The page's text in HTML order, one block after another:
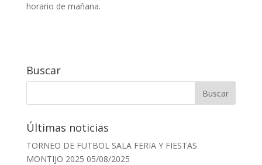
horario de mañana.
Buscar
Últimas noticias
TORNEO DE FUTBOL SALA FERIA Y FIESTAS
MONTIJO 2025 05/08/2025